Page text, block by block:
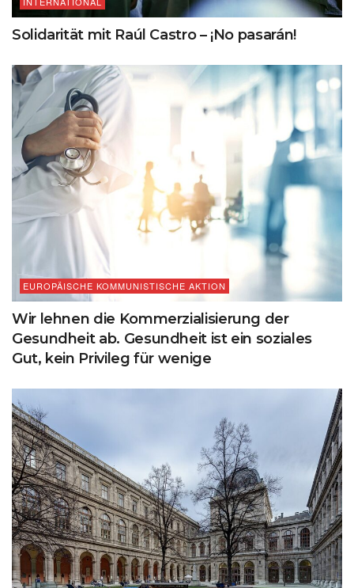
Solidarität mit Raúl Castro – ¡No pasarán!
EUROPÄISCHE KOMMUNISTISCHE AKTION
Wir lehnen die Kommerzialisierung der
Gesundheit ab. Gesundheit ist ein soziales
Gut, kein Privileg für wenige